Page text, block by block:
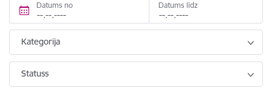
Datums no Datums līdz
Kategorija
Statuss